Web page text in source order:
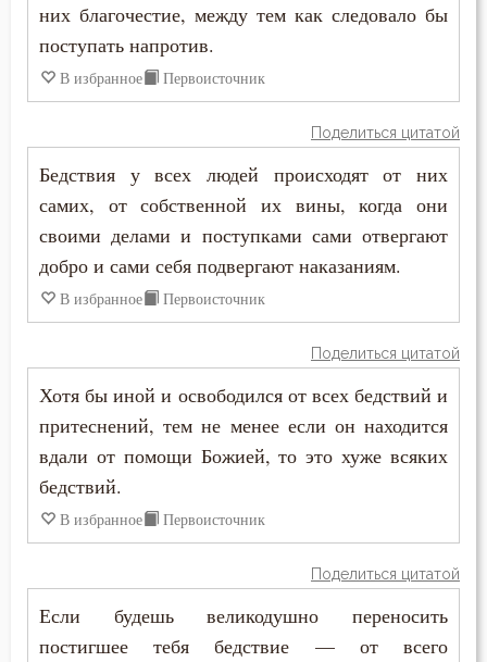
Мудрость
Мученичество
Мысли
Надежда
Наказание
Намерение
Насмешка
Начальство
Ненависть
Нерадение
Нечувствие
них благочестие, между тем как следовало бы
поступать напротив.
В избранное Первоисточник
Поделиться цитатой
Бедствия у всех людей происходят от них
самих, от собственной их вины, когда они
своими делами и поступками сами отвергают
добро и сами себя подвергают наказаниям.
В избранное Первоисточник
Поделиться цитатой
Хотя бы иной и освободился от всех бедствий и
притеснений, тем не менее если он находится
вдали от помощи Божией, то это хуже всяких
бедствий.
В избранное Первоисточник
Поделиться цитатой
Если будешь великодушно переносить
постигшее тебя бедствие — от всего